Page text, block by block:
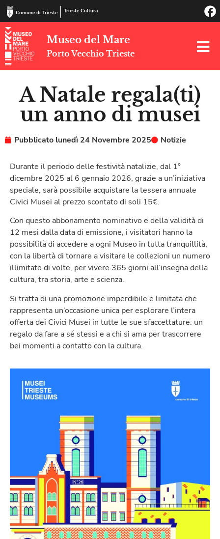
Comune di Trieste Trieste Cultura
Museo del Mare
Porto Vecchio Trieste
A Natale regala(ti)
un anno di musei
Pubblicato lunedì 24 Novembre 2025 Notizie
Durante il periodo delle festività natalizie, dal 1°
dicembre 2025 al 6 gennaio 2026, grazie a un’iniziativa
speciale, sarà possibile acquistare la tessera annuale
Civici Musei al prezzo scontato di soli 15€.
Con questo abbonamento nominativo e della validità di
12 mesi dalla data di emissione, i visitatori hanno la
possibilità di accedere a ogni Museo in tutta tranquillità,
con la libertà di tornare a visitare le collezioni un numero
illimitato di volte, per vivere 365 giorni all’insegna della
cultura, tra storia, arte e scienza.
Si tratta di una promozione imperdibile e limitata che
rappresenta un’occasione unica per esplorare l’intera
offerta dei Civici Musei in tutte le sue sfaccettature: un
regalo da fare a sé stessi e a chi si ama per trascorrere
bei momenti a contatto con la cultura.